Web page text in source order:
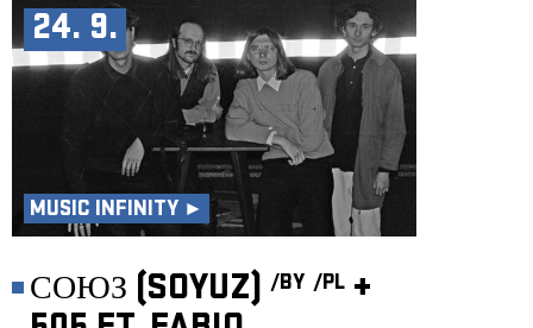
24. 9.
MUSIC INFINITY ►
СОЮЗ (SOYUZ) /BY /PL +